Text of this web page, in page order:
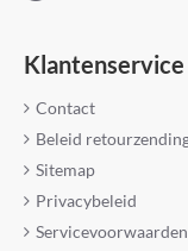
Klantenservice
Contact
Beleid
Sitemap
Privacybeleid
Servicevoorwaarden